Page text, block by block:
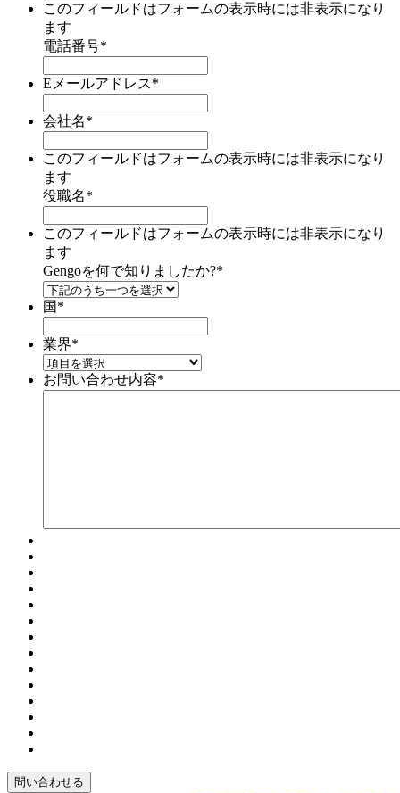
このフィールドはフォームの表示時には非表示になり
ます
電話番号*
Eメールアドレス*
会社名*
このフィールドはフォームの表示時には非表示になり
ます
役職名*
このフィールドはフォームの表示時には非表示になり
ます
Gengoを何で知りましたか?*
国*
業界*
お問い合わせ内容*